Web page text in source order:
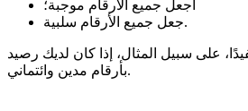
اجعل جميع الأرقام موجبة؛
جعل جميع الأرقام سلبية.
على سبيل المثال، إذا كان لديك رصيد
بأرقام مدين وائتماني.